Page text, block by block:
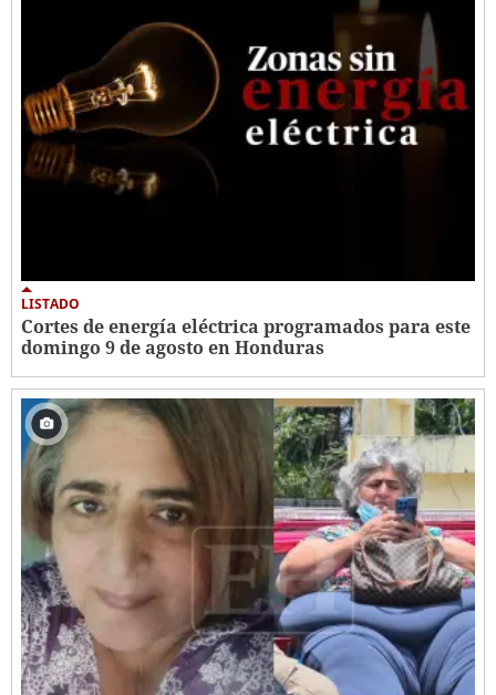
LISTADO
Cortes de energía eléctrica programados para este
domingo 9 de agosto en Honduras